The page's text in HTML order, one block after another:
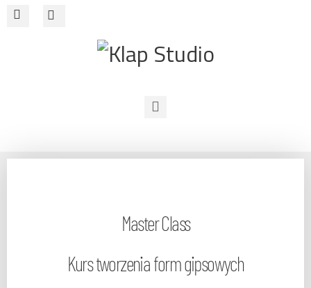
Cowork
Master Class
Kurs tworzenia form gipsowych